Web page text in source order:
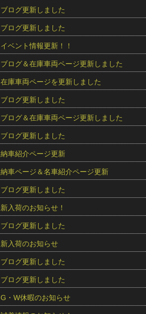
ブログ更新しました
ブログ更新しました
イベント情報更新！！
ブログ＆在庫車両ページ更新しました
在庫車両ページを更新しました
ブログ更新しました
ブログ＆在庫車両ページ更新しました
ブログ更新しました
納車紹介ページ更新
納車ページ＆名車紹介ページ更新
ブログ更新しました
新入荷のお知らせ！
ブログ更新しました
新入荷のお知らせ
ブログ更新しました
ブログ更新しました
G・W休暇のお知らせ